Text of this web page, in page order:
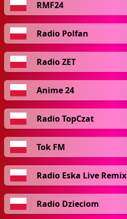
RMF24
Radio Polfan
Radio ZET
Anime 24
Radio TopCzat
Tok FM
Radio Eska Live Remix
Radio Dzieciom